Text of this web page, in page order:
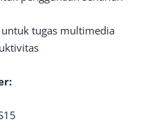
tugas multimedia